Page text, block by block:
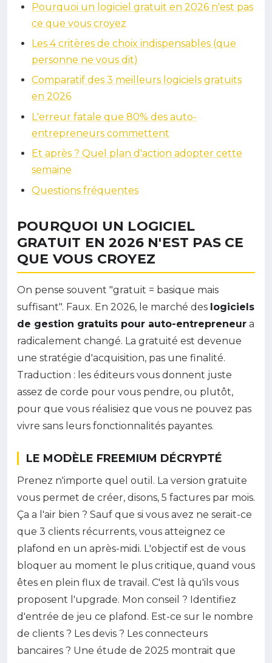
Pourquoi un logiciel gratuit en 2026 n'est pas
ce que vous croyez
Les 4 critères de choix indispensables (que
personne ne vous dit)
Comparatif des 3 meilleurs logiciels gratuits
en 2026
L'erreur fatale que 80% des auto-
entrepreneurs commettent
Et après ? Quel plan d'action adopter cette
semaine
Questions fréquentes
POURQUOI UN LOGICIEL
GRATUIT EN 2026 N'EST PAS CE
QUE VOUS CROYEZ
On pense souvent "gratuit = basique mais
suffisant". Faux. En 2026, le marché des logiciels
de gestion gratuits pour auto-entrepreneur a
radicalement changé. La gratuité est devenue
une stratégie d'acquisition, pas une finalité.
Traduction : les éditeurs vous donnent juste
assez de corde pour vous pendre, ou plutôt,
pour que vous réalisiez que vous ne pouvez pas
vivre sans leurs fonctionnalités payantes.
LE MODÈLE FREEMIUM DÉCRYPTÉ
Prenez n'importe quel outil. La version gratuite
vous permet de créer, disons, 5 factures par mois.
Ça a l'air bien ? Sauf que si vous avez ne serait-ce
que 3 clients récurrents, vous atteignez ce
plafond en un après-midi. L'objectif est de vous
bloquer au moment le plus critique, quand vous
êtes en plein flux de travail. C'est là qu'ils vous
proposent l'upgrade. Mon conseil ? Identifiez
d'entrée de jeu ce plafond. Est-ce sur le nombre
de clients ? Les devis ? Les connecteurs
bancaires ? Une étude de 2025 montrait que